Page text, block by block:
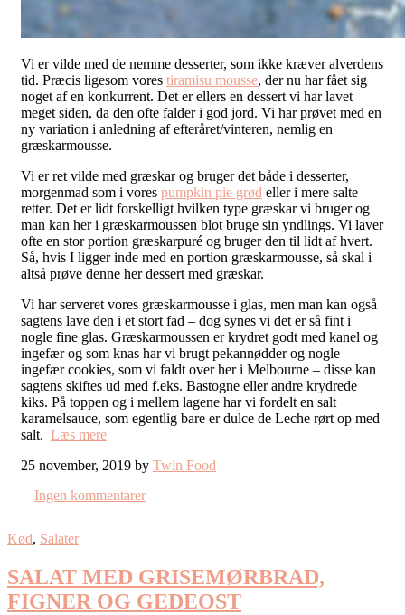
Vi er vilde med de nemme desserter, som ikke kræver alverdens
tid. Præcis ligesom vores tiramisu mousse, der nu har fået sig
noget af en konkurrent. Det er ellers en dessert vi har lavet
meget siden, da den ofte falder i god jord. Vi har prøvet med en
ny variation i anledning af efteråret/vinteren, nemlig en
græskarmousse.
Vi er ret vilde med græskar og bruger det både i desserter,
morgenmad som i vores pumpkin pie grød eller i mere salte
retter. Det er lidt forskelligt hvilken type græskar vi bruger og
man kan her i græskarmoussen blot bruge sin yndlings. Vi laver
ofte en stor portion græskarpuré og bruger den til lidt af hvert.
Så, hvis I ligger inde med en portion græskarmousse, så skal i
altså prøve denne her dessert med græskar.
Vi har serveret vores græskarmousse i glas, men man kan også
sagtens lave den i et stort fad – dog synes vi det er så fint i
nogle fine glas. Græskarmoussen er krydret godt med kanel og
ingefær og som knas har vi brugt pekannødder og nogle
ingefær cookies, som vi faldt over her i Melbourne – disse kan
sagtens skiftes ud med f.eks. Bastogne eller andre krydrede
kiks. På toppen og i mellem lagene har vi fordelt en salt
karamelsauce, som egentlig bare er dulce de Leche rørt op med
salt. Læs mere
25 november, 2019 by Twin Food
Ingen kommentarer
Kød, Salater
SALAT MED GRISEMØRBRAD,
FIGNER OG GEDEOST